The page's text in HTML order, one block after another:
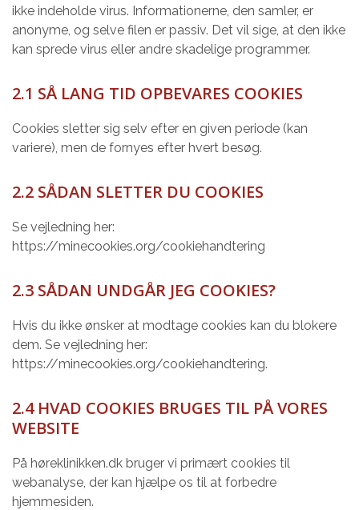
ikke indeholde virus. Informationerne, den samler, er
anonyme, og selve filen er passiv. Det vil sige, at den ikke
kan sprede virus eller andre skadelige programmer.
2.1 SÅ LANG TID OPBEVARES COOKIES
Cookies sletter sig selv efter en given periode (kan
variere), men de fornyes efter hvert besøg.
2.2 SÅDAN SLETTER DU COOKIES
Se vejledning her:
https://minecookies.org/cookiehandtering
2.3 SÅDAN UNDGÅR JEG COOKIES?
Hvis du ikke ønsker at modtage cookies kan du blokere
dem. Se vejledning her:
https://minecookies.org/cookiehandtering.
2.4 HVAD COOKIES BRUGES TIL PÅ VORES
WEBSITE
På høreklinikken.dk bruger vi primært cookies til
webanalyse, der kan hjælpe os til at forbedre
hjemmesiden.